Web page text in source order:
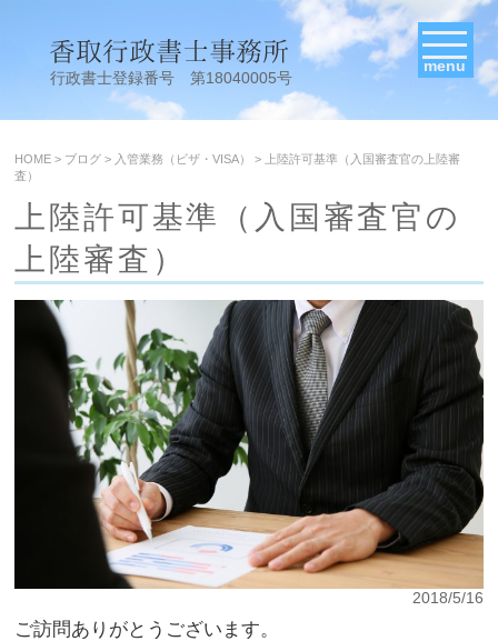
行政書士登録番号 第18040005号
menu
HOME > ブログ > 入管業務（ビザ・VISA） >
上陸許可基準（入国審査官の上陸審
査）
上陸許可基準（入国審査官の
上陸審査）
2018/5/16
ご訪問ありがとうございます。